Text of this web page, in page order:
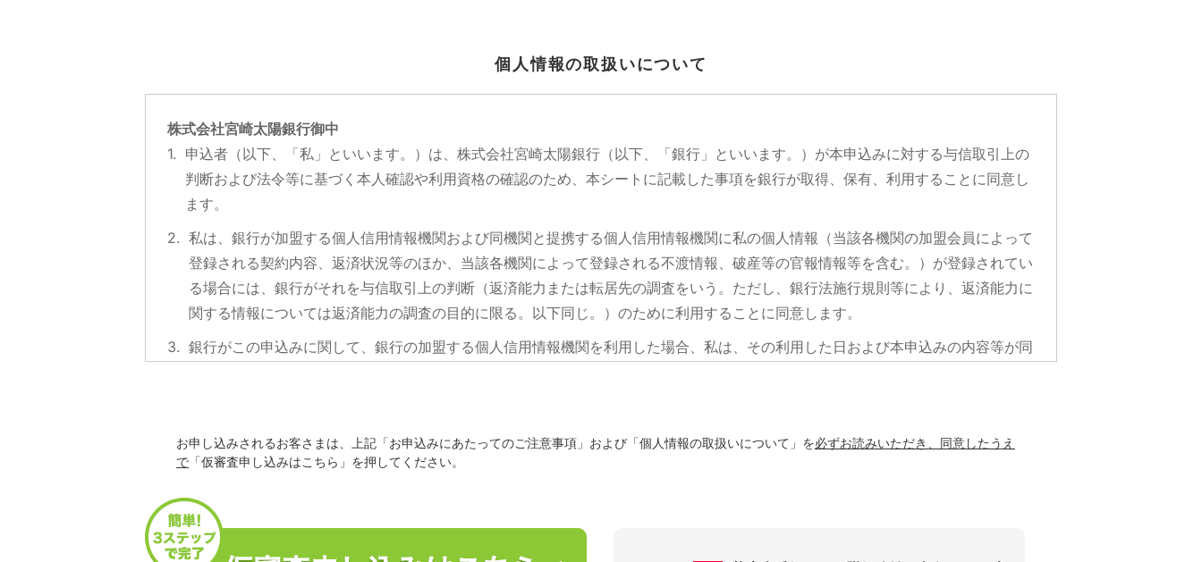
個人情報の取扱いについて
株式会社宮崎太陽銀行御中
1. 申込者（以下、「私」といいます。）は、株式会社宮崎太陽銀行（以下、「銀行」といいます。）が本申込みに対する与信取引上の
判断および法令等に基づく本人確認や利用資格の確認のため、本シートに記載した事項を銀行が取得、保有、利用することに同意し
ます。
2. 私は、銀行が加盟する個人信用情報機関および同機関と提携する個人信用情報機関に私の個人情報（当該各機関の加盟会員によって
登録される契約内容、返済状況等のほか、当該各機関によって登録される不渡情報、破産等の官報情報等を含む。）が登録されてい
る場合には、銀行がそれを与信取引上の判断（返済能力または転居先の調査をいう。ただし、銀行法施行規則等により、返済能力に
関する情報については返済能力の調査の目的に限る。以下同じ。）のために利用することに同意します。
3. 銀行がこの申込みに関して、銀行の加盟する個人信用情報機関を利用した場合、私は、その利用した日および本申込みの内容等が同
（1） 銀行が加盟する個人信用情報機関
お申し込みされるお客さまは、上記「お申込みにあたってのご注意事項」および「個人情報の取扱いについて」を必ずお読みいただき、同意したうえ
で 「仮審査申し込みはこちら」を押してください。